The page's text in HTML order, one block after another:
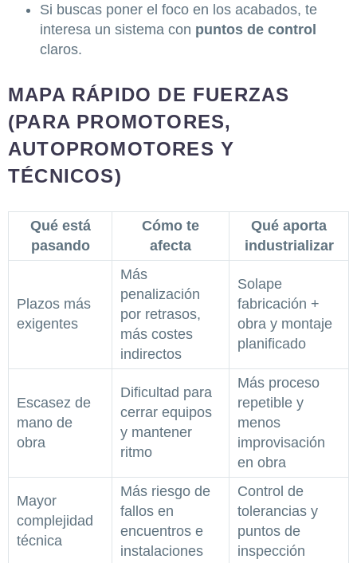
Si buscas poner el foco en los acabados, te
interesa un sistema con puntos de control
claros.
MAPA RÁPIDO DE FUERZAS
(PARA PROMOTORES,
AUTOPROMOTORES Y
TÉCNICOS)
Qué está
pasando
Cómo te
afecta
Qué aporta
industrializar
Plazos más
exigentes
Más
penalización
por retrasos,
más costes
indirectos
Solape
fabricación +
obra y montaje
planificado
Escasez de
mano de
obra
Dificultad para
cerrar equipos
y mantener
ritmo
Más proceso
repetible y
menos
improvisación
en obra
Mayor
complejidad
técnica
Más riesgo de
fallos en
encuentros e
instalaciones
Control de
tolerancias y
puntos de
inspección